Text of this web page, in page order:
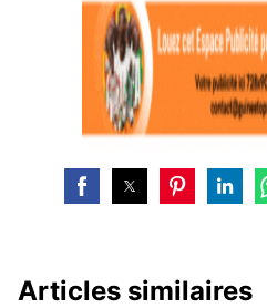
Articles similaires